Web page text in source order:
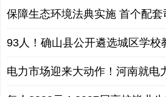
保障生态环境法典实施 首个配
93人！确山县公开遴选城区学校
电力市场迎来大动作！河南就电